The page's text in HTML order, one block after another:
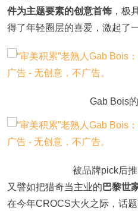
件为主题要素的创意首饰 ，极
得了年轻圈层的喜爱，激起了
Gab Bois
被品牌pick后
又譬如把猎奇当主业的 巴黎世
在今年CROCS大火之际，话题